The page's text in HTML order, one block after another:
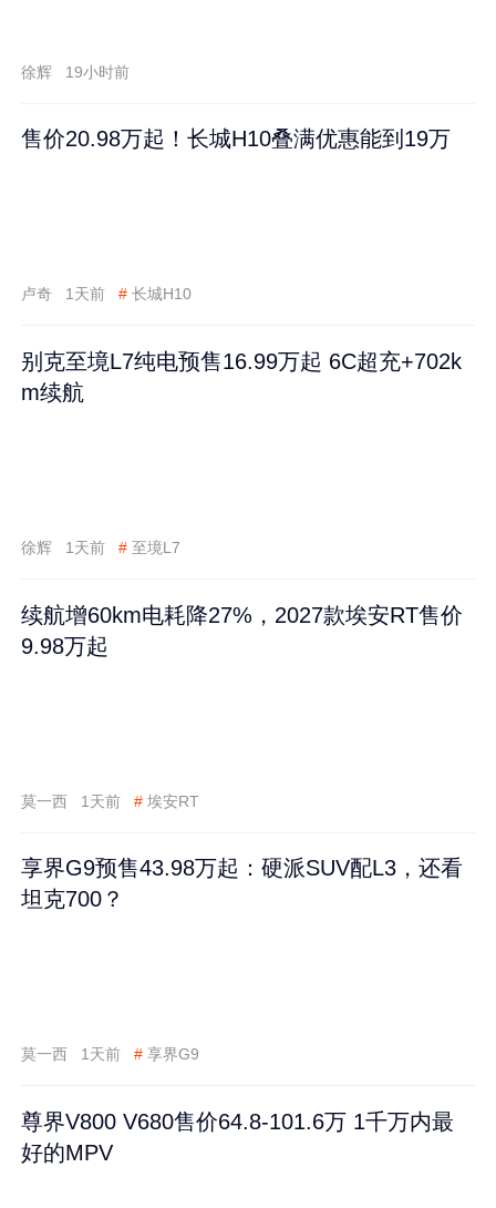
徐辉 19小时前
售价20.98万起！长城H10叠满优惠能到19万
卢奇 1天前 # 长城H10
别克至境L7纯电预售16.99万起 6C超充+702k
m续航
徐辉 1天前 # 至境L7
续航增60km电耗降27%，2027款埃安RT售价
9.98万起
莫一西 1天前 # 埃安RT
享界G9预售43.98万起：硬派SUV配L3，还看
坦克700？
莫一西 1天前 # 享界G9
尊界V800 V680售价64.8-101.6万 1千万内最
好的MPV